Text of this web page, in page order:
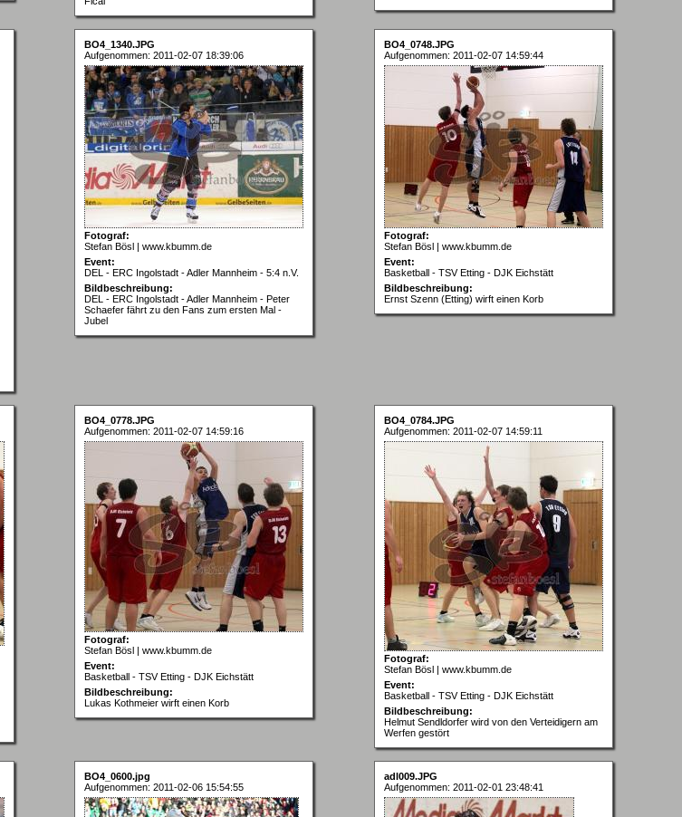
BO4_1340.JPG
Aufgenommen: 2011-02-07 18:39:06
Fotograf:
Stefan Bösl | www.kbumm.de
Event:
DEL - ERC Ingolstadt - Adler Mannheim - 5:4 n.V.
Bildbeschreibung:
DEL - ERC Ingolstadt - Adler Mannheim - Peter
Schaefer fährt zu den Fans zum ersten Mal -
Jubel
BO4_0748.JPG
Aufgenommen: 2011-02-07 14:59:44
Fotograf:
Stefan Bösl | www.kbumm.de
Event:
Basketball - TSV Etting - DJK Eichstätt
Bildbeschreibung:
Ernst Szenn (Etting) wirft einen Korb
BO4_0778.JPG
Aufgenommen: 2011-02-07 14:59:16
Fotograf:
Stefan Bösl | www.kbumm.de
Event:
Basketball - TSV Etting - DJK Eichstätt
Bildbeschreibung:
Lukas Kothmeier wirft einen Korb
BO4_0784.JPG
Aufgenommen: 2011-02-07 14:59:11
Fotograf:
Stefan Bösl | www.kbumm.de
Event:
Basketball - TSV Etting - DJK Eichstätt
Bildbeschreibung:
Helmut Sendldorfer wird von den Verteidigern am
Werfen gestört
BO4_0600.jpg
Aufgenommen: 2011-02-06 15:54:55
adl009.JPG
Aufgenommen: 2011-02-01 23:48:41